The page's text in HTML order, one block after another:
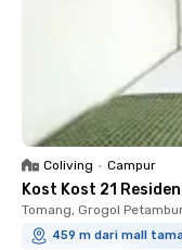
Coliving • Campur
Kost Kost 21
Tomang, Grogol
459 m dari mall